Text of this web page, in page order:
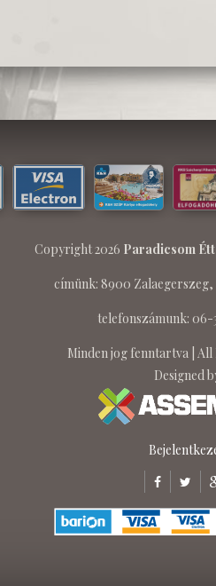
Copyright 2026 Paradicsom
címünk: 8900 Zalaegerszeg,
telefonszámunk: 06-
Minden jog fenntartva | All
Designed